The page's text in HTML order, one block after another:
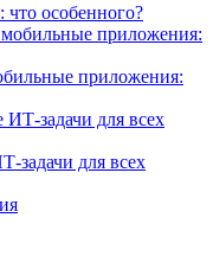
что особенного?
приложения:
задачи для всех